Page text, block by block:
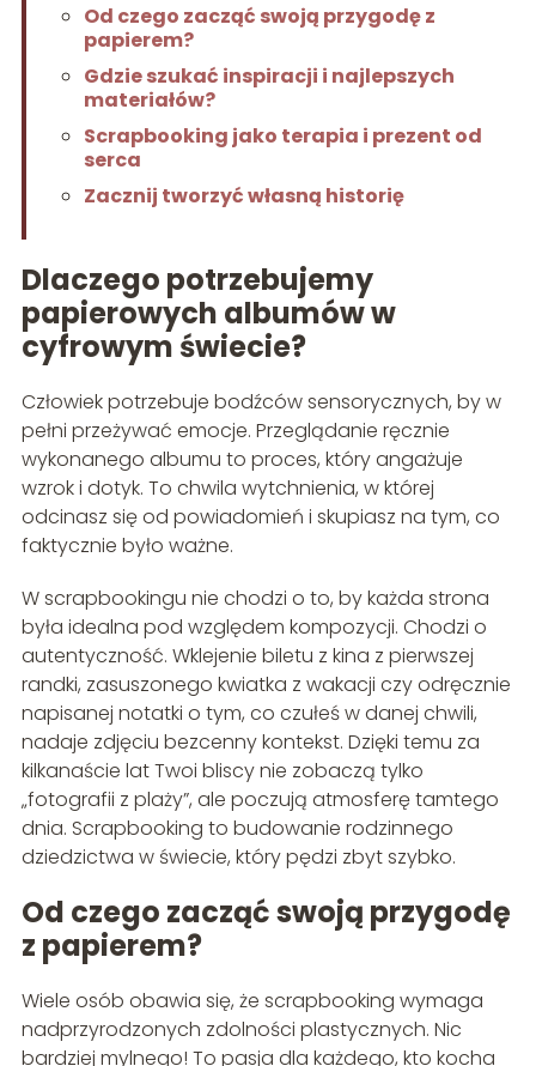
Od czego zacząć swoją przygodę z
papierem?
Gdzie szukać inspiracji i najlepszych
materiałów?
Scrapbooking jako terapia i prezent od
serca
Zacznij tworzyć własną historię
Dlaczego potrzebujemy
papierowych albumów w
cyfrowym świecie?
Człowiek potrzebuje bodźców sensorycznych, by w
pełni przeżywać emocje. Przeglądanie ręcznie
wykonanego albumu to proces, który angażuje
wzrok i dotyk. To chwila wytchnienia, w której
odcinasz się od powiadomień i skupiasz na tym, co
faktycznie było ważne.
W scrapbookingu nie chodzi o to, by każda strona
była idealna pod względem kompozycji. Chodzi o
autentyczność. Wklejenie biletu z kina z pierwszej
randki, zasuszonego kwiatka z wakacji czy odręcznie
napisanej notatki o tym, co czułeś w danej chwili,
nadaje zdjęciu bezcenny kontekst. Dzięki temu za
kilkanaście lat Twoi bliscy nie zobaczą tylko
„fotografii z plaży”, ale poczują atmosferę tamtego
dnia. Scrapbooking to budowanie rodzinnego
dziedzictwa w świecie, który pędzi zbyt szybko.
Od czego zacząć swoją przygodę
z papierem?
Wiele osób obawia się, że scrapbooking wymaga
nadprzyrodzonych zdolności plastycznych. Nic
bardziej mylnego! To pasja dla każdego, kto kocha